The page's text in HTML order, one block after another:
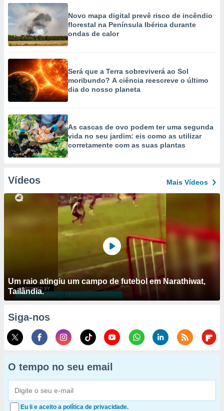
Novo mapa digital prevê risco de incêndio
florestal na Península Ibérica durante
ondas de calor
Será que a Terra sobreviverá ao Sol
moribundo? A ciência reescreve o último
dia do nosso planeta
As cascas de ovo podem ter uma segunda
vida no seu jardim: eis como as utilizar
corretamente com as suas plantas
Vídeos Mais Vídeos
Um raio atingiu um campo de futebol em Narathiwat,
Tailândia.
Siga-nos
O tempo no seu email
Eu li e aceito a política de privacidade.